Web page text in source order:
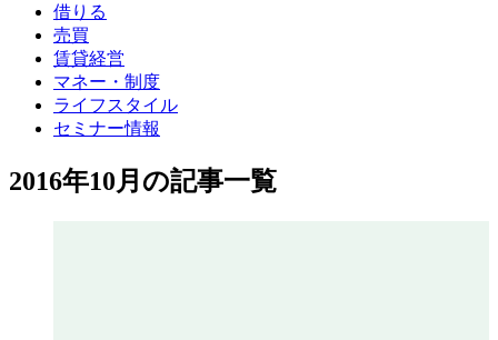
借りる
売買
賃貸経営
マネー・制度
ライフスタイル
セミナー情報
2016年10月の記事一覧